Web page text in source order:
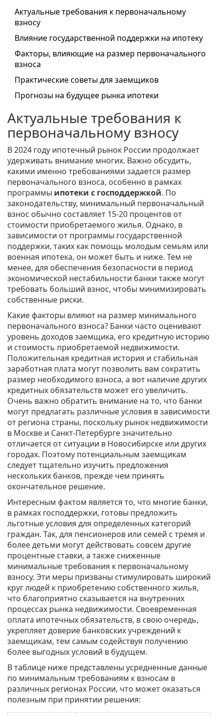
Актуальные требования к первоначальному
взносу
Влияние государственной поддержки на ипотеку
Факторы, влияющие на размер первоначального
взноса
Практические советы для заемщиков
Прогнозы на будущее рынка ипотеки
Актуальные требования к
первоначальному взносу
В 2024 году ипотечный рынок России продолжает
удерживать внимание многих. Важно обсудить,
какими именно требованиями задается размер
первоначального взноса, особенно в рамках
программы ипотеки с господдержкой. По
законодательству, минимальный первоначальный
взнос обычно составляет 15-20 процентов от
стоимости приобретаемого жилья. Однако, в
зависимости от программы государственной
поддержки, таких как помощь молодым семьям или
военная ипотека, он может быть и ниже. Тем не
менее, для обеспечения безопасности в период
экономической нестабильности банки также могут
требовать больший взнос, чтобы минимизировать
собственные риски.
Какие факторы влияют на размер минимального
первоначального взноса? Банки часто оценивают
уровень доходов заемщика, его кредитную историю
и стоимость приобретаемой недвижимости.
Положительная кредитная история и стабильная
заработная плата могут позволить вам сократить
размер необходимого взноса, а вот наличие других
кредитных обязательств может его увеличить.
Очень важно обратить внимание на то, что банки
могут предлагать различные условия в зависимости
от региона страны, поскольку рынок недвижимости
в Москве и Санкт-Петербурге значительно
отличается от ситуации в Новосибирске или других
городах. Поэтому потенциальным заемщикам
следует тщательно изучить предложения
нескольких банков, прежде чем принять
окончательное решение.
Интересным фактом является то, что многие банки,
в рамках господдержки, готовы предложить
льготные условия для определенных категорий
граждан. Так, для пенсионеров или семей с тремя и
более детьми могут действовать совсем другие
процентные ставки, а также сниженные
минимальные требования к первоначальному
взносу. Эти меры призваны стимулировать широкий
круг людей к приобретению собственного жилья,
что благоприятно сказывается на внутренних
процессах рынка недвижимости. Своевременная
оплата ипотечных обязательств, в свою очередь,
укрепляет доверие банковских учреждений к
заемщикам, тем самым содействуя получению
более выгодных условий в будущем.
В таблице ниже представлены усредненные данные
по минимальным требованиям к взносам в
различных регионах России, что может оказаться
полезным при принятии решения: